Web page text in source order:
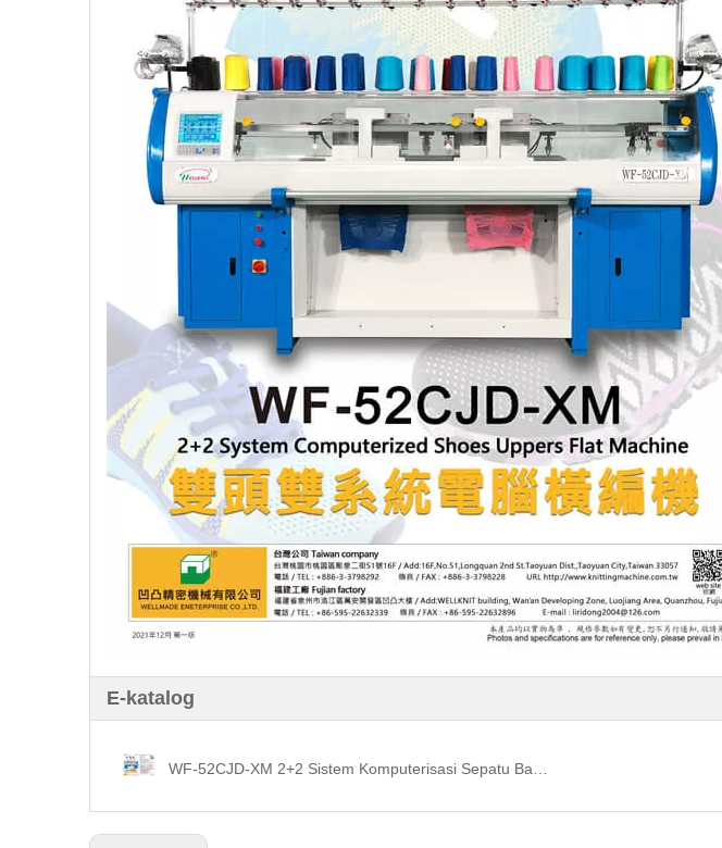
E-katalog